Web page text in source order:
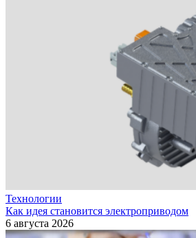
Технологии
Как идея становится электроприводом
6 августа 2026